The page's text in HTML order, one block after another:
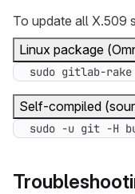
To update all X.509
Linux package
sudo gitlab-
Self-compiled
sudo -u git -H